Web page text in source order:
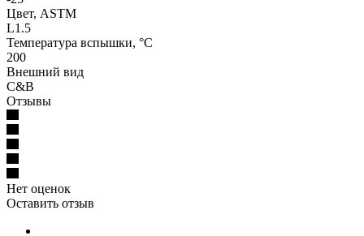
Цвет, ASTM
L1.5
Температура вспышки, °C
200
Внешний вид
C&B
Отзывы
Нет оценок
Оставить отзыв